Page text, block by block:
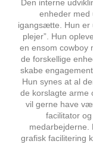
Den interne
enheder med
igangsætte. Hun er
plejer”. Hun
en ensom cowboy
de forskellige
skabe
Hun synes at al
de korslagte arme
vil gerne have
facilitator
medarbejderne.
grafisk facilitering